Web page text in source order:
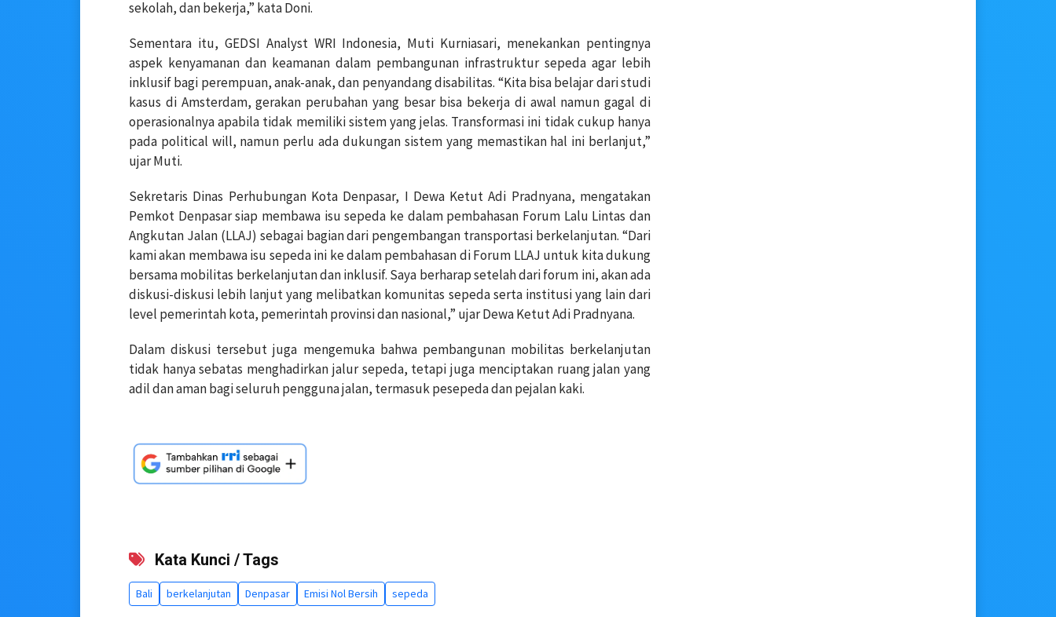
sekolah, dan bekerja,” kata Doni.
Sementara itu, GEDSI Analyst WRI Indonesia, Muti Kurniasari, menekankan pentingnya
aspek kenyamanan dan keamanan dalam pembangunan infrastruktur sepeda agar lebih
inklusif bagi perempuan, anak-anak, dan penyandang disabilitas. “Kita bisa belajar dari studi
kasus di Amsterdam, gerakan perubahan yang besar bisa bekerja di awal namun gagal di
operasionalnya apabila tidak memiliki sistem yang jelas. Transformasi ini tidak cukup hanya
pada political will, namun perlu ada dukungan sistem yang memastikan hal ini berlanjut,”
ujar Muti.
Sekretaris Dinas Perhubungan Kota Denpasar, I Dewa Ketut Adi Pradnyana, mengatakan
Pemkot Denpasar siap membawa isu sepeda ke dalam pembahasan Forum Lalu Lintas dan
Angkutan Jalan (LLAJ) sebagai bagian dari pengembangan transportasi berkelanjutan. “Dari
kami akan membawa isu sepeda ini ke dalam pembahasan di Forum LLAJ untuk kita dukung
bersama mobilitas berkelanjutan dan inklusif. Saya berharap setelah dari forum ini, akan ada
diskusi-diskusi lebih lanjut yang melibatkan komunitas sepeda serta institusi yang lain dari
level pemerintah kota, pemerintah provinsi dan nasional,” ujar Dewa Ketut Adi Pradnyana.
Dalam diskusi tersebut juga mengemuka bahwa pembangunan mobilitas berkelanjutan
tidak hanya sebatas menghadirkan jalur sepeda, tetapi juga menciptakan ruang jalan yang
adil dan aman bagi seluruh pengguna jalan, termasuk pesepeda dan pejalan kaki.
Kata Kunci / Tags
Bali berkelanjutan Denpasar Emisi Nol Bersih sepeda